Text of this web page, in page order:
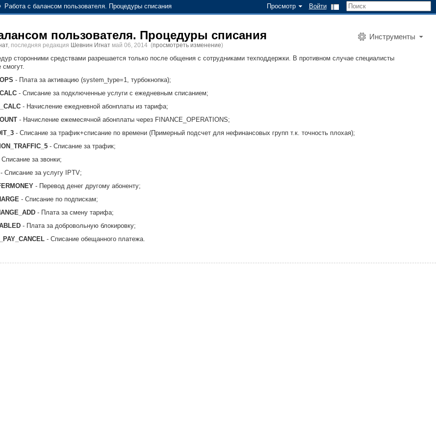
Просмотр Войти
Работа с балансом пользователя. Процедуры списания
Инструменты
пользователя. Процедуры списания
, последняя редакция Шевнин Игнат май 06, 2014 (просмотреть изменение)
сторонними средствами разрешается только после общения с сотрудниками техподдержки. В противном случае специалисты
- Плата за активацию (system_type=1, турбокнопка);
- Списание за подключенные услуги с ежедневным списанием;
- Начисление ежедневной абонплаты из тарифа;
- Начисление ежемесячной абонплаты через FINANCE_OPERATIONS;
- Списание за трафик+списание по времени (Примерный подсчет для нефинансовых групп т.к. точность плохая);
- Списание за трафик;
Списание за звонки;
- Списание за услугу IPTV;
- Перевод денег другому абоненту;
- Списание по подпискам;
- Плата за смену тарифа;
- Плата за добровольную блокировку;
- Списание обещанного платежа.